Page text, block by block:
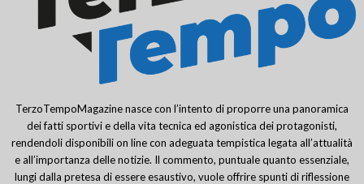
TerzoTempoMagazine nasce con l’intento di proporre una panoramica
dei fatti sportivi e della vita tecnica ed agonistica dei protagonisti,
rendendoli disponibili on line con adeguata tempistica legata all’attualità
e all’importanza delle notizie. Il commento, puntuale quanto essenziale,
lungi dalla pretesa di essere esaustivo, vuole offrire spunti di riflessione